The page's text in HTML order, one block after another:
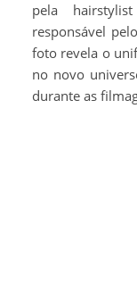
pela
responsável
foto revela o
no novo
durante as